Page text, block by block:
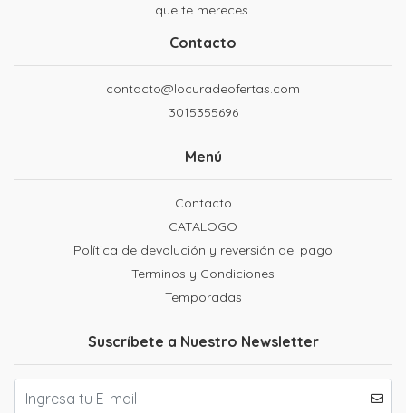
que te mereces.
Contacto
contacto@locuradeofertas.com
3015355696
Menú
Contacto
CATALOGO
Política de devolución y reversión del pago
Terminos y Condiciones
Temporadas
Suscríbete a Nuestro Newsletter